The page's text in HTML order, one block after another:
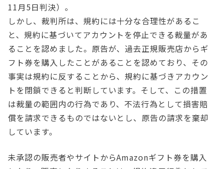
11月5日判決）。
しかし、裁判所は、規約には十分な合理性があるこ
と、規約に基づいてアカウントを停止できる裁量があ
ることを認めました。原告が、過去正規販売店からギ
フト券を購入したことがあることを認めており、その
事実は規約に反することから、規約に基づきアカウン
トを閉鎖できると判断しています。そして、この措置
は裁量の範囲内の行為であり、不法行為として損害賠
償を請求できるものではないとし、原告の請求を棄却
しています。
未承認の販売者やサイトからAmazonギフト券を購入